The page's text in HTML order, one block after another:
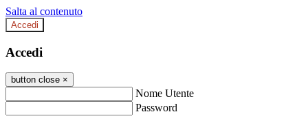
Salta al contenuto
Accedi
Accedi
button close ×
Nome Utente
Password